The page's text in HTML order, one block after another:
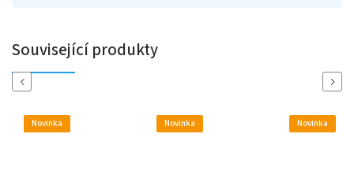
Související produkty
Previous
Novinka Novinka Novinka
Next